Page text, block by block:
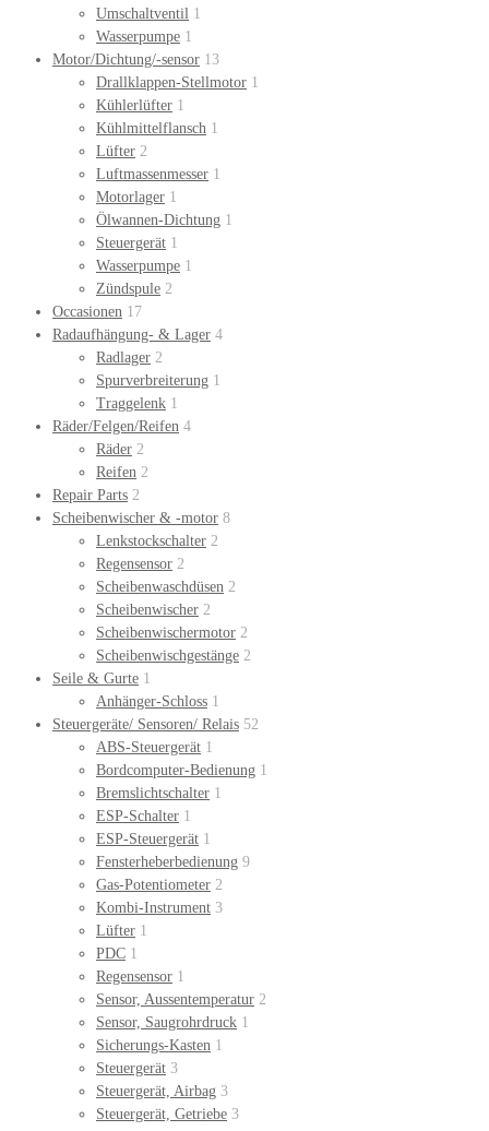
Umschaltventil 1
Wasserpumpe 1
Motor/Dichtung/-sensor 13
Drallklappen-Stellmotor 1
Kühlerlüfter 1
Kühlmittelflansch 1
Lüfter 2
Luftmassenmesser 1
Motorlager 1
Ölwannen-Dichtung 1
Steuergerät 1
Wasserpumpe 1
Zündspule 2
Occasionen 17
Radaufhängung- & Lager 4
Radlager 2
Spurverbreiterung 1
Traggelenk 1
Räder/Felgen/Reifen 4
Räder 2
Reifen 2
Repair Parts 2
Scheibenwischer & -motor 8
Lenkstockschalter 2
Regensensor 2
Scheibenwaschdüsen 2
Scheibenwischer 2
Scheibenwischermotor 2
Scheibenwischgestänge 2
Seile & Gurte 1
Anhänger-Schloss 1
Steuergeräte/ Sensoren/ Relais 52
ABS-Steuergerät 1
Bordcomputer-Bedienung 1
Bremslichtschalter 1
ESP-Schalter 1
ESP-Steuergerät 1
Fensterheberbedienung 9
Gas-Potentiometer 2
Kombi-Instrument 3
Lüfter 1
PDC 1
Regensensor 1
Sensor, Aussentemperatur 2
Sensor, Saugrohrdruck 1
Sicherungs-Kasten 1
Steuergerät 3
Steuergerät, Airbag 3
Steuergerät, Getriebe 3